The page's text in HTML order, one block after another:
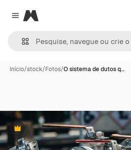
Close menu
Magnific
Início/stock/Fotos/O sistema de dutos q…
Premium